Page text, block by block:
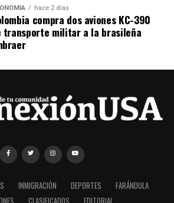
hace 2 días
compra dos aviones KC-390
transporte militar a la brasileña
INMIGRACIÓN DEPORTES
FARÁNDULA